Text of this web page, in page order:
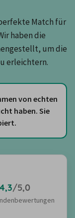
Match für
haben die
um die
erleichtern.
von echten
haben. Sie
4,3/5,0